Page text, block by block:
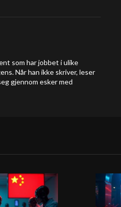
som har jobbet i ulike
Når han ikke skriver, leser
gjennom esker med